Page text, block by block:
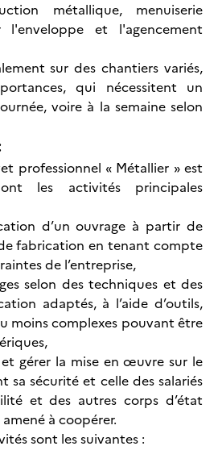
métallique, menuiserie
et l'agencement
sur des chantiers variés,
qui nécessitent un
voire à la semaine selon
professionnel « Métallier » est
les activités principales
d’un ouvrage à partir de
fabrication en tenant compte
de l’entreprise,
selon des techniques et des
adaptés, à l’aide d’outils,
moins complexes pouvant être
et gérer la mise en œuvre sur le
sa sécurité et celle des salariés
et des autres corps d’état
à coopérer.
sont les suivantes :